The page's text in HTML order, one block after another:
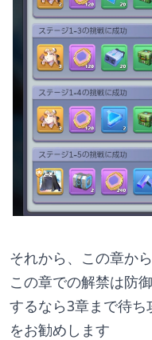
それから、この章か
この章での解禁は防
するなら3章まで待
をお勧めします